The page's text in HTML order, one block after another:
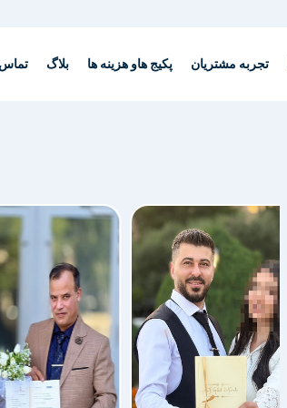
تجربه مشتریان پکیج هاو هزینه ها بلاگ تماس